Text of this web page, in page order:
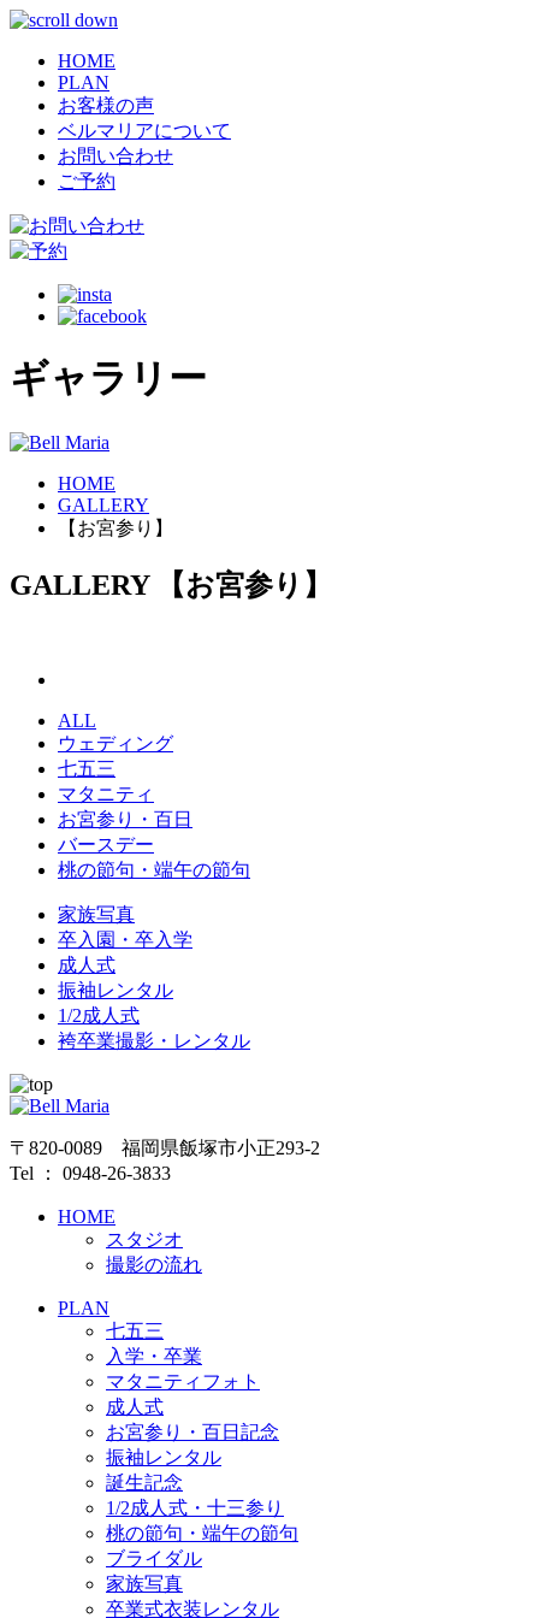
HOME
PLAN
お客様の声
ベルマリアについて
お問い合わせ
ご予約
ギャラリー
HOME
GALLERY
【お宮参り】
GALLERY 【お宮参り】
ALL
ウェディング
七五三
マタニティ
お宮参り・百日
バースデー
桃の節句・端午の節句
家族写真
卒入園・卒入学
成人式
振袖レンタル
1/2成人式
袴卒業撮影・レンタル
〒820-0089 福岡県飯塚市小正293-2
Tel ： 0948-26-3833
HOME
スタジオ
撮影の流れ
PLAN
七五三
入学・卒業
マタニティフォト
成人式
お宮参り・百日記念
振袖レンタル
誕生記念
1/2成人式・十三参り
桃の節句・端午の節句
ブライダル
家族写真
卒業式衣装レンタル